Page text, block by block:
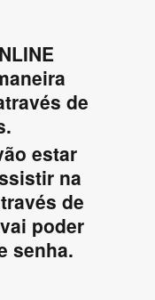
de
estar
na
de
poder
senha.